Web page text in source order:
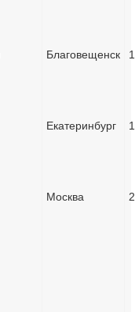
Благовещенск
Екатеринбург
Москва